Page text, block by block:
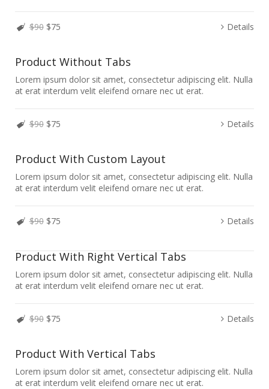
$90 $75 Details
Product Without Tabs
Lorem ipsum dolor sit amet, consectetur adipiscing elit. Nulla
at erat interdum velit eleifend ornare nec ut erat.
$90 $75 Details
Product With Custom Layout
Lorem ipsum dolor sit amet, consectetur adipiscing elit. Nulla
at erat interdum velit eleifend ornare nec ut erat.
$90 $75 Details
Product With Right Vertical Tabs
Lorem ipsum dolor sit amet, consectetur adipiscing elit. Nulla
at erat interdum velit eleifend ornare nec ut erat.
$90 $75 Details
Product With Vertical Tabs
Lorem ipsum dolor sit amet, consectetur adipiscing elit. Nulla
at erat interdum velit eleifend ornare nec ut erat.